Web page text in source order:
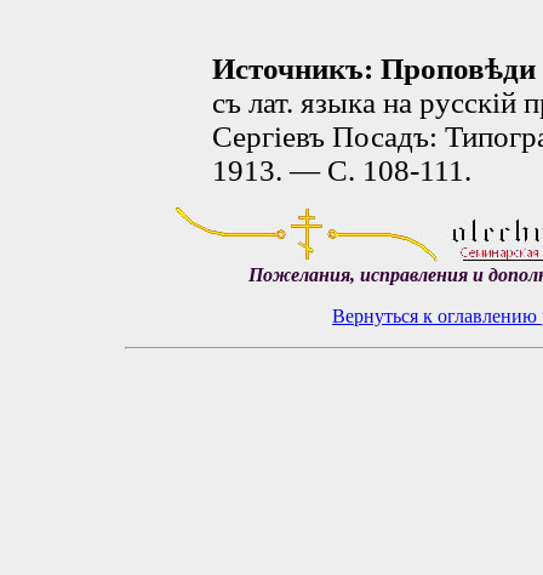
Источникъ: Проповѣди
съ лат. языка на
Сергiевъ Посадъ:
1913. — С. 108-111.
Пожелания, исправления и
Вернуться к оглавлению